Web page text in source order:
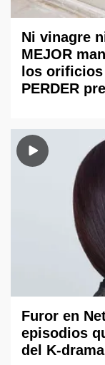
Ni vinagre
MEJOR
los orificios
PERDER
Furor en
episodios
del K-drama